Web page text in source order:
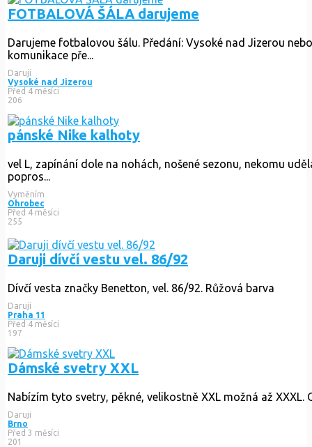
FOTBALOVÁ ŠÁLA darujeme
Darujeme fotbalovou šálu. Předání: Vysoké nad Jizerou
komunikace pře...
Daruji
Vysoké nad Jizerou
Před 4 měsíci
206
pánské Nike kalhoty
vel L, zapínání dole na nohách, nošené sezonu, nekomu
popros...
Vyměním
Ohrobec
Před 4 měsíci
255
Daruji dívčí vestu vel. 86/92
Dívčí vesta značky Benetton, vel. 86/92. Růžová barva
Daruji
Praha 11
Před 4 měsíci
197
Dámské svetry XXL
Nabízím tyto svetry, pěkné, velikostně XXL možná až XXXL.
Daruji
Brno
Před 3 měsíci
201